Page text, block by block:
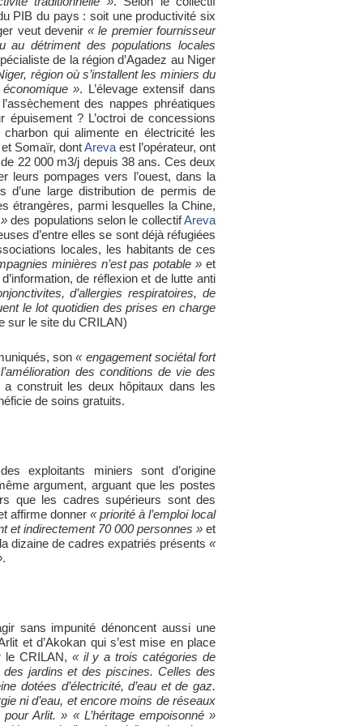
PIB du pays : soit une productivité six
veut devenir« le premier fournisseur
au détriment des populations locales
de la région d’Agadez au Niger
région où s’installent les miniers du
». L’élevage extensif dans
des nappes phréatiques
? L’octroi de concessions
qui alimente en électricité les
Somaïr, dontAreva est l’opérateur, ont
22 000 m3/j depuis 38 ans. Ces deux
leurs pompages vers l’ouest, dans la
d’une large distribution de permis de
étrangères, parmi lesquelles la Chine,
des populations selon le collectifAreva
d’entre elles se sont déjà réfugiées
locales, les habitants de ces
minières n’est pas potable » et
de réflexion et de lutte anti
d’allergies respiratoires, de
le lot quotidien des prises en charge
sur le site du CRILAN)
son« engagement sociétal fort
des conditions de vie des
a construit les deux hôpitaux dans les
de soins gratuits.
exploitants miniers sont d’origine
argument, arguant que les postes
que les cadres supérieurs sont des
affirme donner « priorité à l’emploi local
et indirectement 70 000 personnes » et
dizaine de cadres expatriés présents «
.
sans impunité dénoncent aussi une
et d’Akokan qui s’est mise en place
le CRILAN, « il y a trois catégories de
jardins et des piscines. Celles des
dotées d’électricité, d’eau et de gaz.
ni d’eau, et encore moins de réseaux
pour Arlit. » « L’héritage empoisonné »